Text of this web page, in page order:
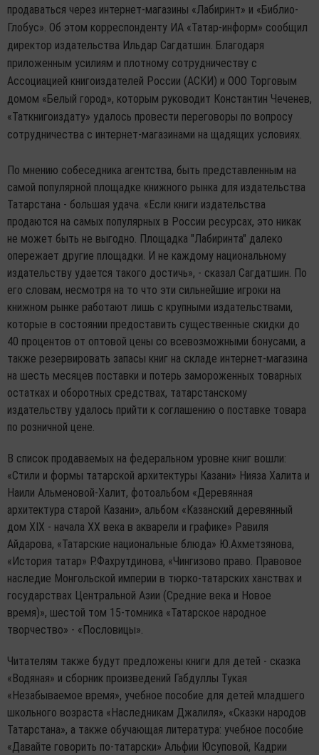
продаваться через интернет-магазины «Лабиринт» и «Библио-
Глобус». Об этом корреспонденту ИА «Татар-информ» сообщил
директор издательства Ильдар Сагдатшин. Благодаря
приложенным усилиям и плотному сотрудничеству с
Ассоциацией книгоиздателей России (АСКИ) и ООО Торговым
домом «Белый город», которым руководит Константин Чеченев,
«Таткнигоиздату» удалось провести переговоры по вопросу
сотрудничества с интернет-магазинами на щадящих условиях.
По мнению собеседника агентства, быть представленным на
самой популярной площадке книжного рынка для издательства
Татарстана - большая удача. «Если книги издательства
продаются на самых популярных в России ресурсах, это никак
не может быть не выгодно. Площадка "Лабиринта" далеко
опережает другие площадки. И не каждому национальному
издательству удается такого достичь», - сказал Сагдатшин. По
его словам, несмотря на то что эти сильнейшие игроки на
книжном рынке работают лишь с крупными издательствами,
которые в состоянии предоставить существенные скидки до
40 процентов от оптовой цены со всевозможными бонусами, а
также резервировать запасы книг на складе интернет-магазина
на шесть месяцев поставки и потерь замороженных товарных
остатках и оборотных средствах, татарстанскому
издательству удалось прийти к соглашению о поставке товара
по розничной цене.
В список продаваемых на федеральном уровне книг вошли:
«Стили и формы татарской архитектуры Казани» Нияза Халита и
Наили Альменовой-Халит, фотоальбом «Деревянная
архитектура старой Казани», альбом «Казанский деревянный
дом XIX - начала XX века в акварели и графике» Равиля
Айдарова, «Татарские национальные блюда» Ю.Ахметзянова,
«История татар» Р.Фахрутдинова, «Чингизово право. Правовое
наследие Монгольской империи в тюрко-татарских ханствах и
государствах Центральной Азии (Средние века и Новое
время)», шестой том 15-томника «Татарское народное
творчество» - «Пословицы».
Читателям также будут предложены книги для детей - сказка
«Водяная» и сборник произведений Габдуллы Тукая
«Незабываемое время», учебное пособие для детей младшего
школьного возраста «Наследникам Джалиля», «Сказки народов
Татарстана», а также обучающая литература: учебное пособие
«Давайте говорить по-татарски» Альфии Юсуповой, Кадрии